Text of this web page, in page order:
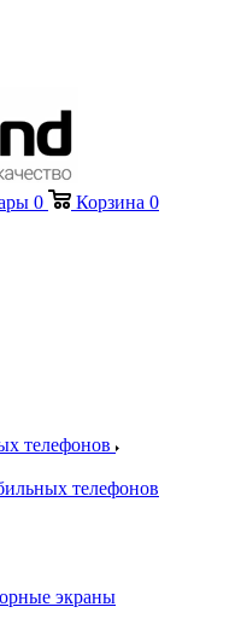
0 Корзина 0
телефонов
телефонов
экраны